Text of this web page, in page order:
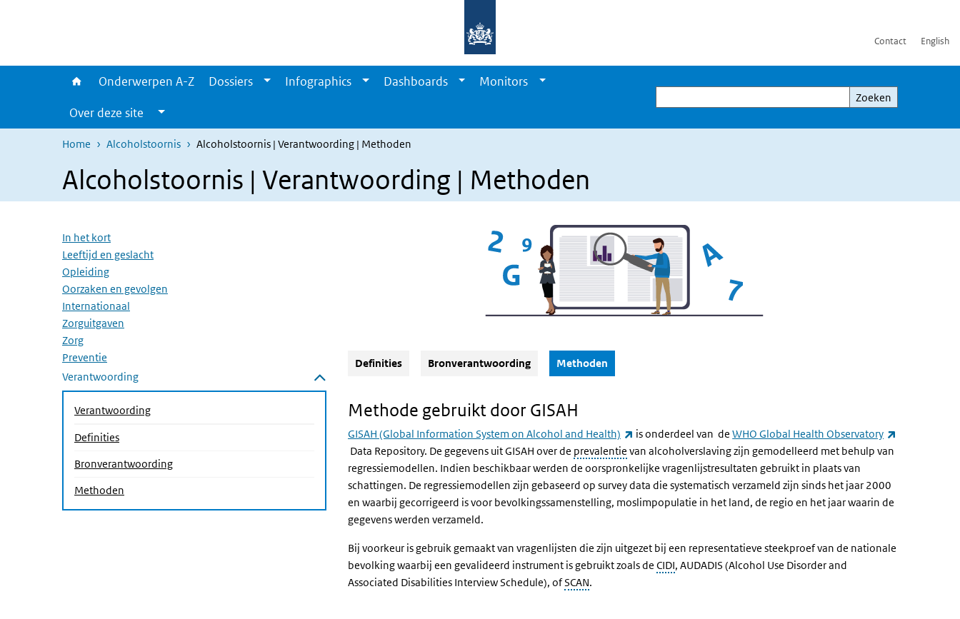
Contact English
Onderwerpen A-Z Dossiers Infographics Dashboards
Monitors
Over deze site
Zoeken
Zoeken
Home Alcoholstoornis Alcoholstoornis | Verantwoording | Methoden
Alcoholstoornis | Verantwoording | Methoden
Overslaan menu
In het kort
Leeftijd en geslacht
Opleiding
Oorzaken en gevolgen
Internationaal
Zorguitgaven
Zorg
Preventie
Verantwoording
Submenu sluiten
Verantwoording
Definities
Bronverantwoording
Methoden
Definities Bronverantwoording Methoden
Methode gebruikt door GISAH
GISAH (Global Information System on Alcohol and Health) (externe link)
is onderdeel van deWHO Global Health Observatory
(externe link)
Data Repository. De gegevens uit GISAH over de prevalentie van alcoholverslaving zijn gemodelleerd met behulp van
regressiemodellen. Indien beschikbaar werden de oorspronkelijke vragenlijstresultaten gebruikt in plaats van
schattingen. De regressiemodellen zijn gebaseerd op survey data die systematisch verzameld zijn sinds het jaar 2000
en waarbij gecorrigeerd is voor bevolkingssamenstelling, moslimpopulatie in het land, de regio en het jaar waarin de
gegevens werden verzameld.
Bij voorkeur is gebruik gemaakt van vragenlijsten die zijn uitgezet bij een representatieve steekproef van de nationale
bevolking waarbij een gevalideerd instrument is gebruikt zoals de CIDI, AUDADIS (Alcohol Use Disorder and
Associated Disabilities Interview Schedule), ofSCAN.